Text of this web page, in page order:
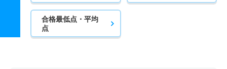
合格最低点・平均
点